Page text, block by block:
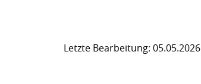
Letzte Bearbeitung: 05.05.2026